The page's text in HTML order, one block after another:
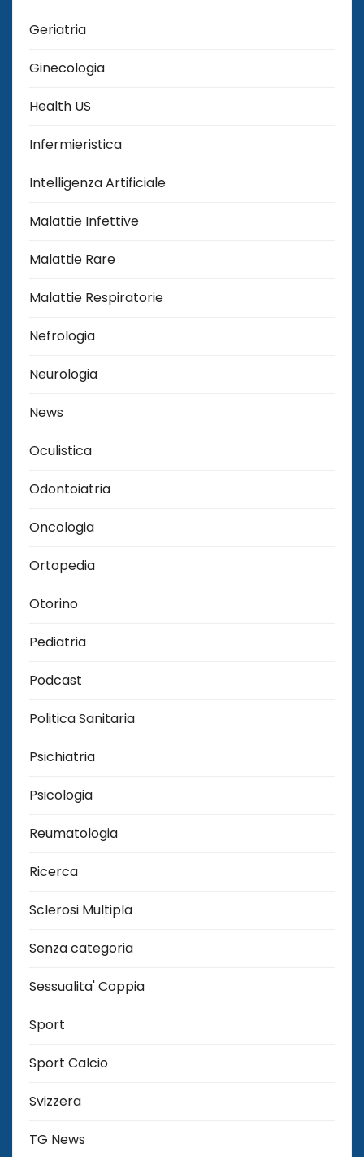
Geriatria
Ginecologia
Health US
Infermieristica
Intelligenza Artificiale
Malattie Infettive
Malattie Rare
Malattie Respiratorie
Nefrologia
Neurologia
News
Oculistica
Odontoiatria
Oncologia
Ortopedia
Otorino
Pediatria
Podcast
Politica Sanitaria
Psichiatria
Psicologia
Reumatologia
Ricerca
Sclerosi Multipla
Senza categoria
Sessualita' Coppia
Sport
Sport Calcio
Svizzera
TG News